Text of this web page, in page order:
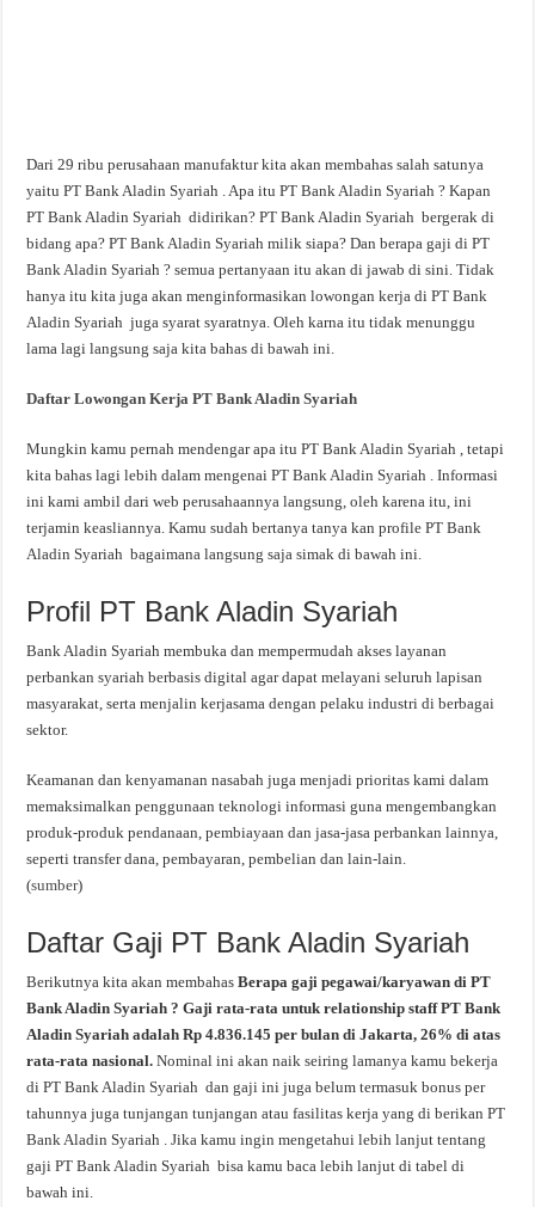
Dari 29 ribu perusahaan manufaktur kita akan membahas salah satunya
yaitu PT Bank Aladin Syariah . Apa itu PT Bank Aladin Syariah ? Kapan
PT Bank Aladin Syariah didirikan? PT Bank Aladin Syariah bergerak di
bidang apa? PT Bank Aladin Syariah milik siapa? Dan berapa gaji di PT
Bank Aladin Syariah ? semua pertanyaan itu akan di jawab di sini. Tidak
hanya itu kita juga akan menginformasikan lowongan kerja di PT Bank
Aladin Syariah juga syarat syaratnya. Oleh karna itu tidak menunggu
lama lagi langsung saja kita bahas di bawah ini.
Daftar Lowongan Kerja PT Bank Aladin Syariah
Mungkin kamu pernah mendengar apa itu PT Bank Aladin Syariah , tetapi
kita bahas lagi lebih dalam mengenai PT Bank Aladin Syariah . Informasi
ini kami ambil dari web perusahaannya langsung, oleh karena itu, ini
terjamin keasliannya. Kamu sudah bertanya tanya kan profile PT Bank
Aladin Syariah bagaimana langsung saja simak di bawah ini.
Profil PT Bank Aladin Syariah
Bank Aladin Syariah membuka dan mempermudah akses layanan
perbankan syariah berbasis digital agar dapat melayani seluruh lapisan
masyarakat, serta menjalin kerjasama dengan pelaku industri di berbagai
sektor.
Keamanan dan kenyamanan nasabah juga menjadi prioritas kami dalam
memaksimalkan penggunaan teknologi informasi guna mengembangkan
produk-produk pendanaan, pembiayaan dan jasa-jasa perbankan lainnya,
seperti transfer dana, pembayaran, pembelian dan lain-lain.
(sumber)
Daftar Gaji PT Bank Aladin Syariah
Berikutnya kita akan membahasBerapa gaji pegawai/karyawan di PT
Bank Aladin Syariah ? Gaji rata-rata untuk relationship staff PT Bank
Aladin Syariah adalah Rp 4.836.145 per bulan di Jakarta, 26% di atas
rata-rata nasional.Nominal ini akan naik seiring lamanya kamu bekerja
di PT Bank Aladin Syariah dan gaji ini juga belum termasuk bonus per
tahunnya juga tunjangan tunjangan atau fasilitas kerja yang di berikan PT
Bank Aladin Syariah . Jika kamu ingin mengetahui lebih lanjut tentang
gaji PT Bank Aladin Syariah bisa kamu baca lebih lanjut di tabel di
bawah ini.